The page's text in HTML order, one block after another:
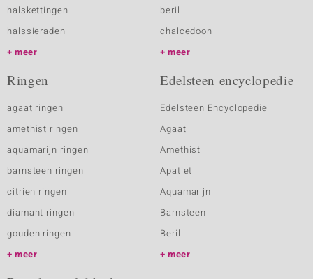
halskettingen
halssieraden
meer
beril
chalcedoon
meer
Ringen
agaat ringen
amethist ringen
aquamarijn ringen
barnsteen ringen
citrien ringen
diamant ringen
gouden ringen
meer
Edelsteen encyclopedie
Edelsteen Encyclopedie
Agaat
Amethist
Apatiet
Aquamarijn
Barnsteen
Beril
meer